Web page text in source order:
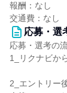
報酬：なし
交通費：なし
応募・選
応募・選考の
1_リクナビか
2_エントリー